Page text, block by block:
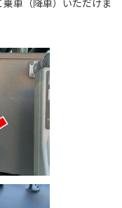
車（降車）いただけま